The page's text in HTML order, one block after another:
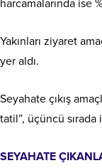
harcamalarında ise
Yakınları ziyaret
yer aldı.
Seyahate çıkış
tatil”, üçüncü sırada
SEYAHATE